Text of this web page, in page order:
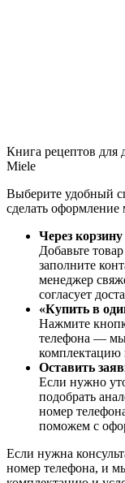
Книга рецептов для
Miele
Выберите удобный
сделать
Через корзину
Добавьте
заполните
менеджер
согласует
«Купить в
Нажмите
телефона — мы
комплектацию
Оставить
Если нужно
подобрать
номер
поможем с
Если нужна
номер телефона, и